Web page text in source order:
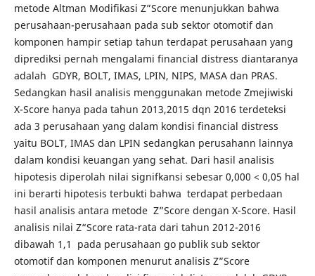
metode Altman Modifikasi Z”Score menunjukkan bahwa
perusahaan-perusahaan pada sub sektor otomotif dan
komponen hampir setiap tahun terdapat perusahaan yang
diprediksi pernah mengalami financial distress diantaranya
adalah GDYR, BOLT, IMAS, LPIN, NIPS, MASA dan PRAS.
Sedangkan hasil analisis menggunakan metode Zmejiwiski
X-Score hanya pada tahun 2013,2015 dqn 2016 terdeteksi
ada 3 perusahaan yang dalam kondisi financial distress
yaitu BOLT, IMAS dan LPIN sedangkan perusahann lainnya
dalam kondisi keuangan yang sehat. Dari hasil analisis
hipotesis diperolah nilai signifkansi sebesar 0,000 < 0,05 hal
ini berarti hipotesis terbukti bahwa terdapat perbedaan
hasil analisis antara metode Z”Score dengan X-Score. Hasil
analisis nilai Z“Score rata-rata dari tahun 2012-2016
dibawah 1,1 pada perusahaan go publik sub sektor
otomotif dan komponen menurut analisis Z”Score